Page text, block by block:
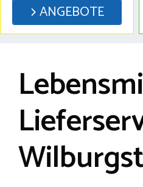
ANGEBOTE